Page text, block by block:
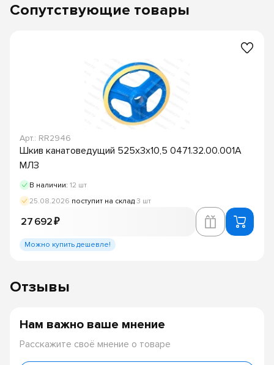
Сопутствующие товары
Арт.: RR2946
Шкив канатоведущий 525х3х10,5 0471.32.00.001А
МЛЗ
В наличии: 12 шт
25.08.2026 поступит на склад 3 шт
27 692 ₽
Можно купить дешевле!
Отзывы
Нам важно ваше мнение
Расскажите своё мнение о товаре